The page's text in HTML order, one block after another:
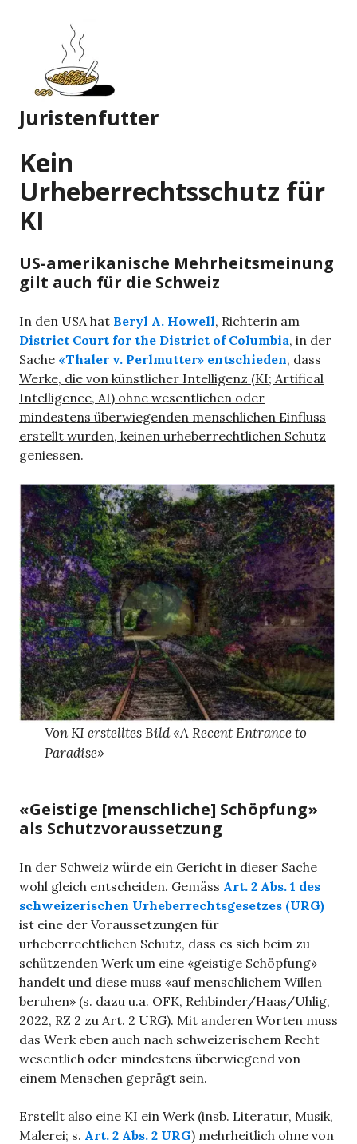
springen
Juristenfutter
Kein
Urheberrechtsschutz für
KI
US-amerikanische Mehrheitsmeinung
gilt auch für die Schweiz
In den USA hat Beryl A. Howell, Richterin am
District Court for the District of Columbia, in der
Sache «Thaler v. Perlmutter» entschieden, dass
Werke, die von künstlicher Intelligenz (KI; Artifical
Intelligence, AI) ohne wesentlichen oder
mindestens überwiegenden menschlichen Einfluss
erstellt wurden, keinen urheberrechtlichen Schutz
geniessen.
Von KI erstelltes Bild «A Recent Entrance to
Paradise»
«Geistige [menschliche] Schöpfung»
als Schutzvoraussetzung
In der Schweiz würde ein Gericht in dieser Sache
wohl gleich entscheiden. Gemäss Art. 2 Abs. 1 des
schweizerischen Urheberrechtsgesetzes (URG)
ist eine der Voraussetzungen für
urheberrechtlichen Schutz, dass es sich beim zu
schützenden Werk um eine «geistige Schöpfung»
handelt und diese muss «auf menschlichem Willen
beruhen» (s. dazu u.a. OFK, Rehbinder/Haas/Uhlig,
2022, RZ 2 zu Art. 2 URG). Mit anderen Worten muss
das Werk eben auch nach schweizerischem Recht
wesentlich oder mindestens überwiegend von
einem Menschen geprägt sein.
Erstellt also eine KI ein Werk (insb. Literatur, Musik,
Malerei; s. Art. 2 Abs. 2 URG) mehrheitlich ohne von